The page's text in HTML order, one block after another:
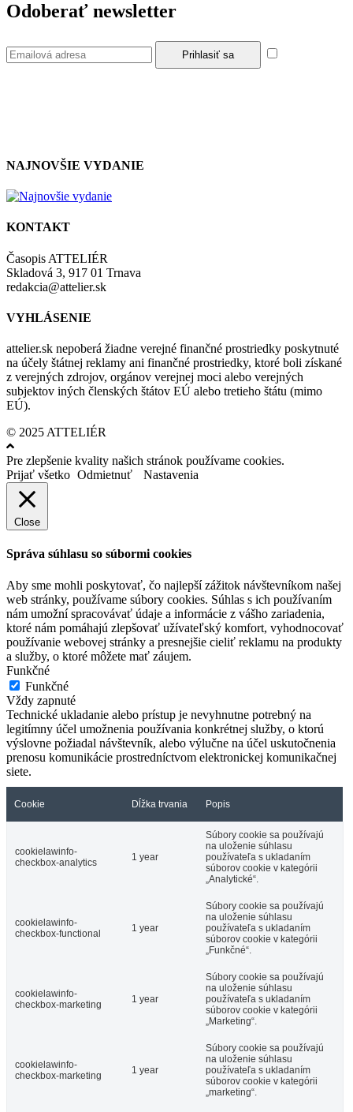
Odoberať newsletter
NAJNOVŠIE VYDANIE
KONTAKT
Časopis ATTELIÉR
Skladová 3, 917 01 Trnava
redakcia@attelier.sk
VYHLÁSENIE
attelier.sk nepoberá žiadne verejné finančné prostriedky poskytnuté
na účely štátnej reklamy ani finančné prostriedky, ktoré boli získané
z verejných zdrojov, orgánov verejnej moci alebo verejných
subjektov iných členských štátov EÚ alebo tretieho štátu (mimo
EÚ).
© 2025 ATTELIÉR
Pre zlepšenie kvality našich stránok používame cookies.
Prijať všetko Odmietnuť Nastavenia
Close
Správa súhlasu so súbormi cookies
Aby sme mohli poskytovať, čo najlepší zážitok návštevníkom našej
web stránky, používame súbory cookies. Súhlas s ich používaním
nám umožní spracovávať údaje a informácie z vášho zariadenia,
ktoré nám pomáhajú zlepšovať užívateľský komfort, vyhodnocovať
používanie webovej stránky a presnejšie cieliť reklamu na produkty
a služby, o ktoré môžete mať záujem.
Funkčné
Funkčné
Vždy zapnuté
Technické ukladanie alebo prístup je nevyhnutne potrebný na
legitímny účel umožnenia používania konkrétnej služby, o ktorú
výslovne požiadal návštevník, alebo výlučne na účel uskutočnenia
prenosu komunikácie prostredníctvom elektronickej komunikačnej
siete.
Cookie Dĺžka trvania Popis
cookielawinfo-
checkbox-analytics
1 year
Súbory cookie sa používajú
na uloženie súhlasu
používateľa s ukladaním
súborov cookie v kategórii
„Analytické“.
cookielawinfo-
checkbox-functional
1 year
Súbory cookie sa používajú
na uloženie súhlasu
používateľa s ukladaním
súborov cookie v kategórii
„Funkčné“.
cookielawinfo-
checkbox-marketing
1 year
Súbory cookie sa používajú
na uloženie súhlasu
používateľa s ukladaním
súborov cookie v kategórii
„Marketing“.
cookielawinfo-
checkbox-marketing
1 year
Súbory cookie sa používajú
na uloženie súhlasu
používateľa s ukladaním
súborov cookie v kategórii
„marketing“.